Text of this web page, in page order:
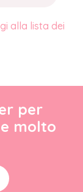
alla lista dei
per
molto